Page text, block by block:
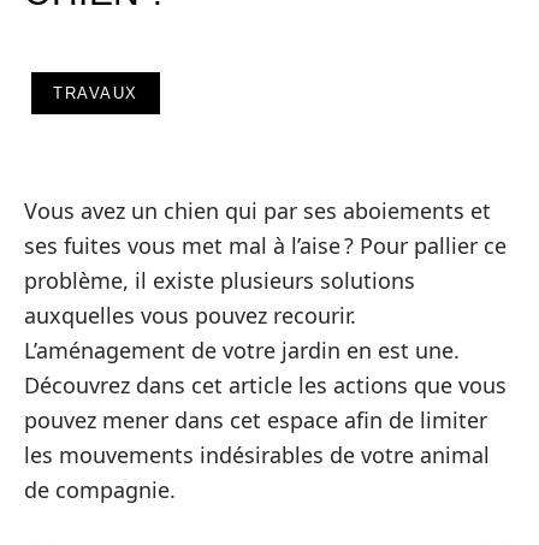
TRAVAUX
Vous avez un chien qui par ses aboiements et
ses fuites vous met mal à l’aise ? Pour pallier ce
problème, il existe plusieurs solutions
auxquelles vous pouvez recourir.
L’aménagement de votre jardin en est une.
Découvrez dans cet article les actions que vous
pouvez mener dans cet espace afin de limiter
les mouvements indésirables de votre animal
de compagnie.